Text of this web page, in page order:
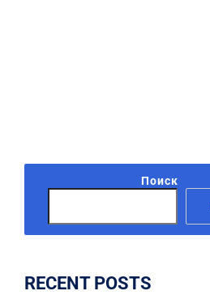
Поиск
RECENT POSTS